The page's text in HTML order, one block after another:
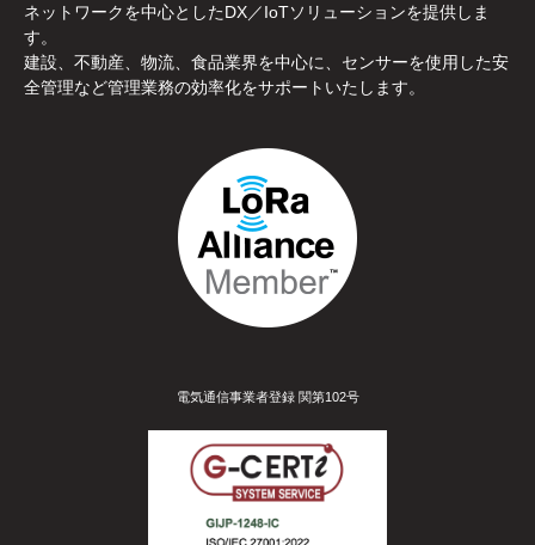
ネットワークを中心としたDX／IoTソリューションを提供しま
す。
建設、不動産、物流、食品業界を中心に、センサーを使用した安
全管理など管理業務の効率化をサポートいたします。
電気通信事業者登録 関第102号